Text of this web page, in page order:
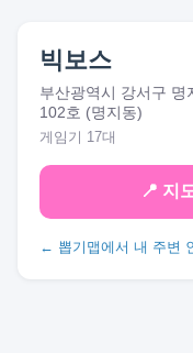
빅보스
부산광역시 강서구
102호 (명지동)
게임기 17대
📍 지
← 뽑기맵에서 내 주변